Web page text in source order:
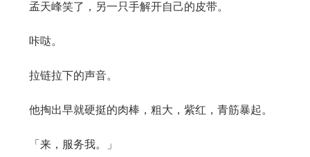
孟天峰笑了，另一只手解开自己的皮带。
咔哒。
拉链拉下的声音。
他掏出早就硬挺的肉棒，粗大，紫红，青筋暴起。
「来，服务我。」